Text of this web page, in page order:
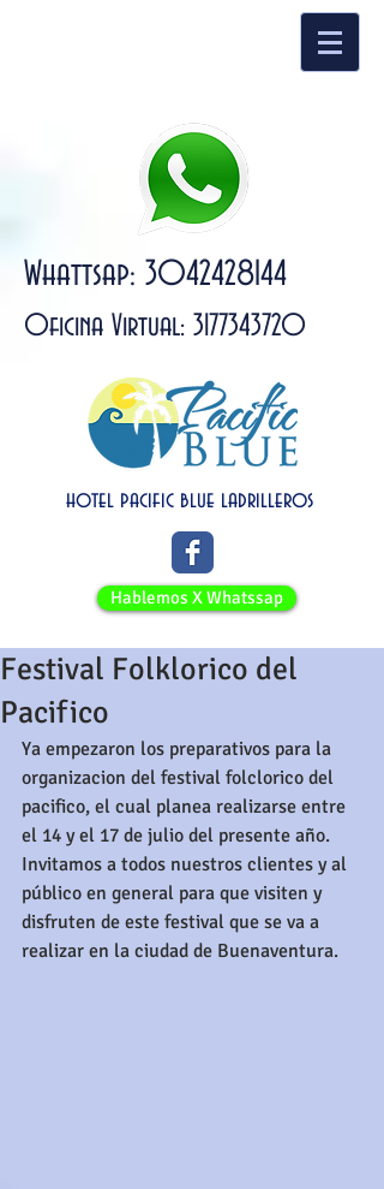
Whattsap: 3042428144
Oficina Virtual: 3177343720
hotel pacific blue ladrilleros
Hablemos X Whatssap
Festival Folklorico del
Pacifico
Ya empezaron los preparativos para la
organizacion del festival folclorico del
pacifico, el cual planea realizarse entre
el 14 y el 17 de julio del presente año.
Invitamos a todos nuestros clientes y al
público en general para que visiten y
disfruten de este festival que se va a
realizar en la ciudad de Buenaventura.